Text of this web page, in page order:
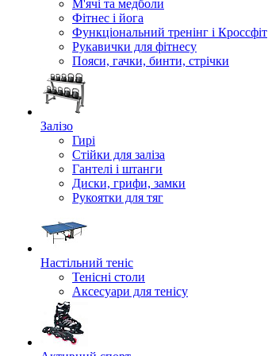
М'ячі та медболи
Фітнес і йога
Функціональний тренінг і Кроссфіт
Рукавички для фітнесу
Пояси, гачки, бинти, стрічки
Залізо
Гирі
Стійки для заліза
Гантелі і штанги
Диски, грифи, замки
Рукоятки для тяг
Настільний теніс
Тенісні столи
Аксесуари для тенісу